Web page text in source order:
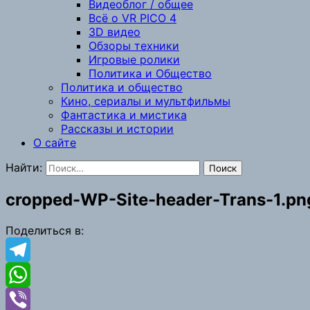
Видеоблог / общее
Всё о VR PICO 4
3D видео
Обзоры техники
Игровые ролики
Политика и Общество
Политика и общество
Кино, сериалы и мультфильмы
Фантастика и мистика
Рассказы и истории
О сайте
Найти:
cropped-WP-Site-header-Trans-
Поделиться в:
Telegram
WhatsApp